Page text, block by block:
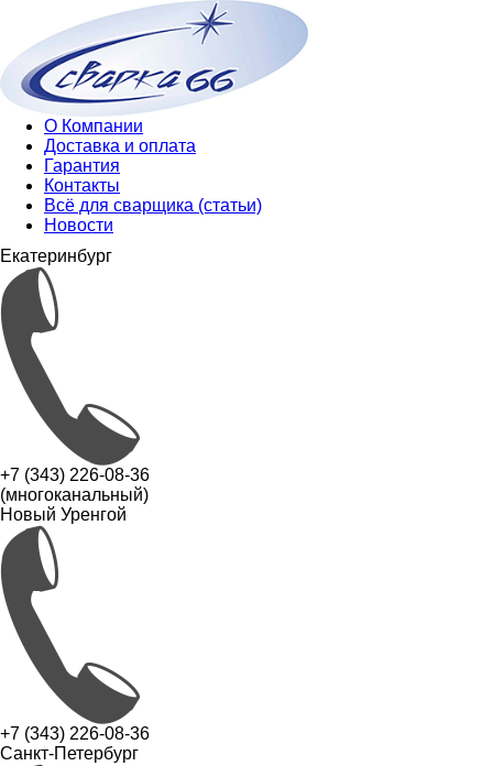
О Компании
Доставка и оплата
Гарантия
Контакты
Всё для сварщика (статьи)
Новости
Екатеринбург
+7 (343) 226-08-36
(многоканальный)
Новый Уренгой
+7 (343) 226-08-36
Санкт-Петербург